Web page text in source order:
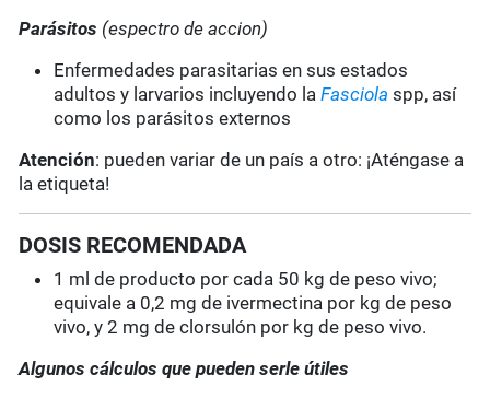
Parásitos (espectro de accion)
Enfermedades parasitarias en sus estados
adultos y larvarios incluyendo laFasciola spp, así
como los parásitos externos
Atención: pueden variar de un país a otro: ¡Aténgase a
la etiqueta!
DOSIS RECOMENDADA
1 ml de producto por cada 50 kg de peso vivo;
equivale a 0,2 mg de ivermectina por kg de peso
vivo, y 2 mg de clorsulón por kg de peso vivo.
Algunos cálculos que pueden serle útiles